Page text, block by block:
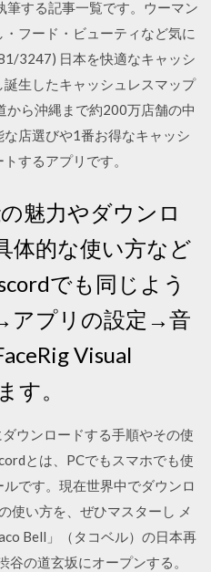
筆する記事一覧です。ウーマン
フード・ビューティなど気に
3247) 日本を快適なキャッシ
生したキャッシュレスマップ
ら沖縄まで約200万店舗の中
店選びや1番お得なキャッシ
するアプリです。
魅力やダウンロ
体的な使い方など
でも同じよう
アプリの設定→音
Visual
す。
ウンロードする手順やその使
とは、PCでもスマホでも使
です。現在世界中でダウンロ
使い方を、ぜひマスターし メ
Bell」（タコベル）の日本再
の道玄坂にオープンする。